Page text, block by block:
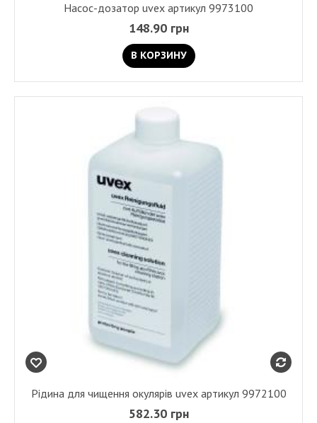
Насос-дозатор uvex артикул 9973100
148.90 грн
В КОРЗИНУ
Рідина для чищення окулярів uvex артикул 9972100
582.30 грн